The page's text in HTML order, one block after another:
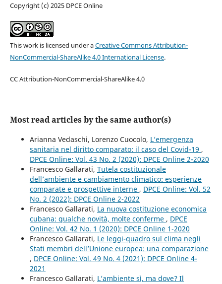
Copyright (c) 2025 DPCE Online
This work is licensed under aCreative Commons Attribution-
NonCommercial-ShareAlike 4.0 International License.
CC Attribution-NonCommercial-ShareAlike 4.0
Most read articles by the same author(s)
Arianna Vedaschi, Lorenzo Cuocolo, L’emergenza
sanitaria nel diritto comparato: il caso del Covid-19 ,
DPCE Online: Vol. 43 No. 2 (2020): DPCE Online 2-2020
Francesco Gallarati, Tutela costituzionale
dell’ambiente e cambiamento climatico: esperienze
comparate e prospettive interne , DPCE Online: Vol. 52
No. 2 (2022): DPCE Online 2-2022
Francesco Gallarati, La nuova costituzione economica
cubana: qualche novità, molte conferme , DPCE
Online: Vol. 42 No. 1 (2020): DPCE Online 1-2020
Francesco Gallarati, Le leggi-quadro sul clima negli
Stati membri dell’Unione europea: una comparazione
, DPCE Online: Vol. 49 No. 4 (2021): DPCE Online 4-
2021
Francesco Gallarati, L’ambiente sì, ma dove? Il